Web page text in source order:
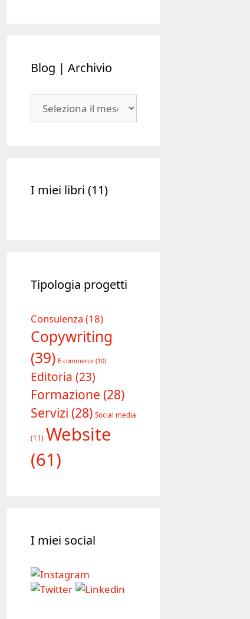
Blog | Archivio
I miei libri (11)
Tipologia progetti
Consulenza (18)
Copywriting
(39) E-commerce (10)
Editoria (23)
Formazione (28)
Servizi (28) Social media
(11) Website
(61)
I miei social